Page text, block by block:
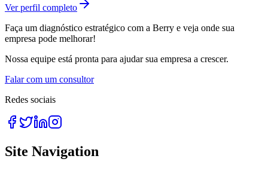
Ver perfil completo
Faça um diagnóstico estratégico com a Berry e veja onde sua
empresa pode melhorar!
Nossa equipe está pronta para ajudar sua empresa a crescer.
Falar com um consultor
Redes sociais
Site Navigation